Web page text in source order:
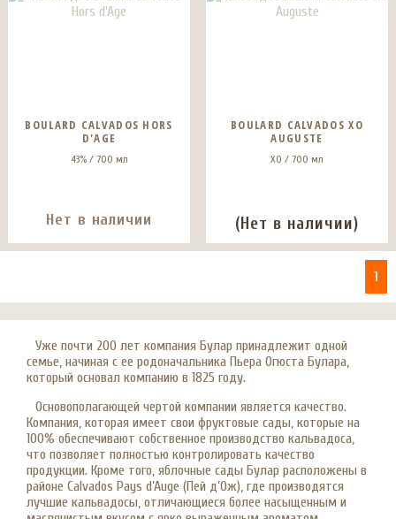
BOULARD CALVADOS HORS
D'AGE
43% / 700 мл
Нет в наличии
BOULARD CALVADOS ХО
AUGUSTE
ХО / 700 мл
(Нет в наличии)
1
Уже почти 200 лет компания Булар принадлежит одной
семье, начиная с ее родоначальника Пьера Огюста Булара,
который основал компанию в 1825 году.
Основополагающей чертой компании является качество.
Компания, которая имеет свои фруктовые сады, которые на
100% обеспечивают собственное производство кальвадоса,
что позволяет полностью контролировать качество
продукции. Кроме того, яблочные сады Булар расположены в
районе Calvados Pays d’Auge (Пей д’Ож), где производятся
лучшие кальвадосы, отличающиеся более насыщенным и